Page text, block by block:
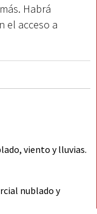
Habrá
el acceso a
viento y lluvias.
nublado y